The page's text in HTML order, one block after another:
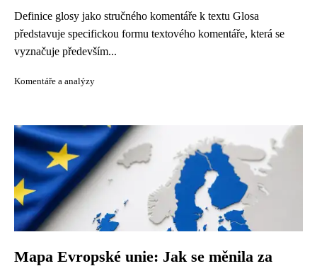
Definice glosy jako stručného komentáře k textu Glosa
představuje specifickou formu textového komentáře, která se
vyznačuje především...
Komentáře a analýzy
Mapa Evropské unie: Jak se měnila za